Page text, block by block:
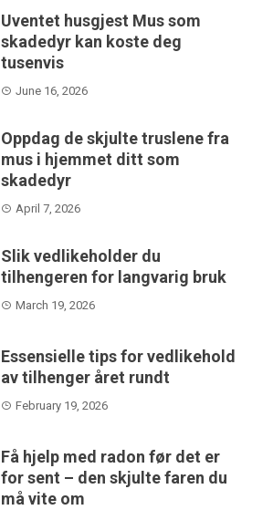
Uventet husgjest Mus som
skadedyr kan koste deg
tusenvis
June 16, 2026
Oppdag de skjulte truslene fra
mus i hjemmet ditt som
skadedyr
April 7, 2026
Slik vedlikeholder du
tilhengeren for langvarig bruk
March 19, 2026
Essensielle tips for vedlikehold
av tilhenger året rundt
February 19, 2026
Få hjelp med radon før det er
for sent – den skjulte faren du
må vite om